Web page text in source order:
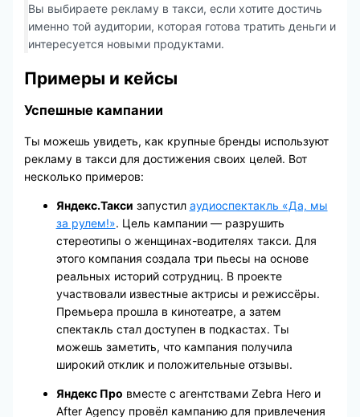
Вы выбираете рекламу в такси, если хотите достичь
именно той аудитории, которая готова тратить деньги и
интересуется новыми продуктами.
Примеры и кейсы
Успешные кампании
Ты можешь увидеть, как крупные бренды используют
рекламу в такси для достижения своих целей. Вот
несколько примеров:
Яндекс.Такси запустил аудиоспектакль «Да, мы
за рулем!». Цель кампании — разрушить
стереотипы о женщинах-водителях такси. Для
этого компания создала три пьесы на основе
реальных историй сотрудниц. В проекте
участвовали известные актрисы и режиссёры.
Премьера прошла в кинотеатре, а затем
спектакль стал доступен в подкастах. Ты
можешь заметить, что кампания получила
широкий отклик и положительные отзывы.
Яндекс Про вместе с агентствами Zebra Hero и
After Agency провёл кампанию для привлечения